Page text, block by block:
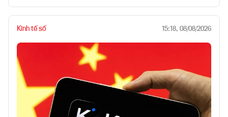
Kinh tế số 15:18, 08/08/2026